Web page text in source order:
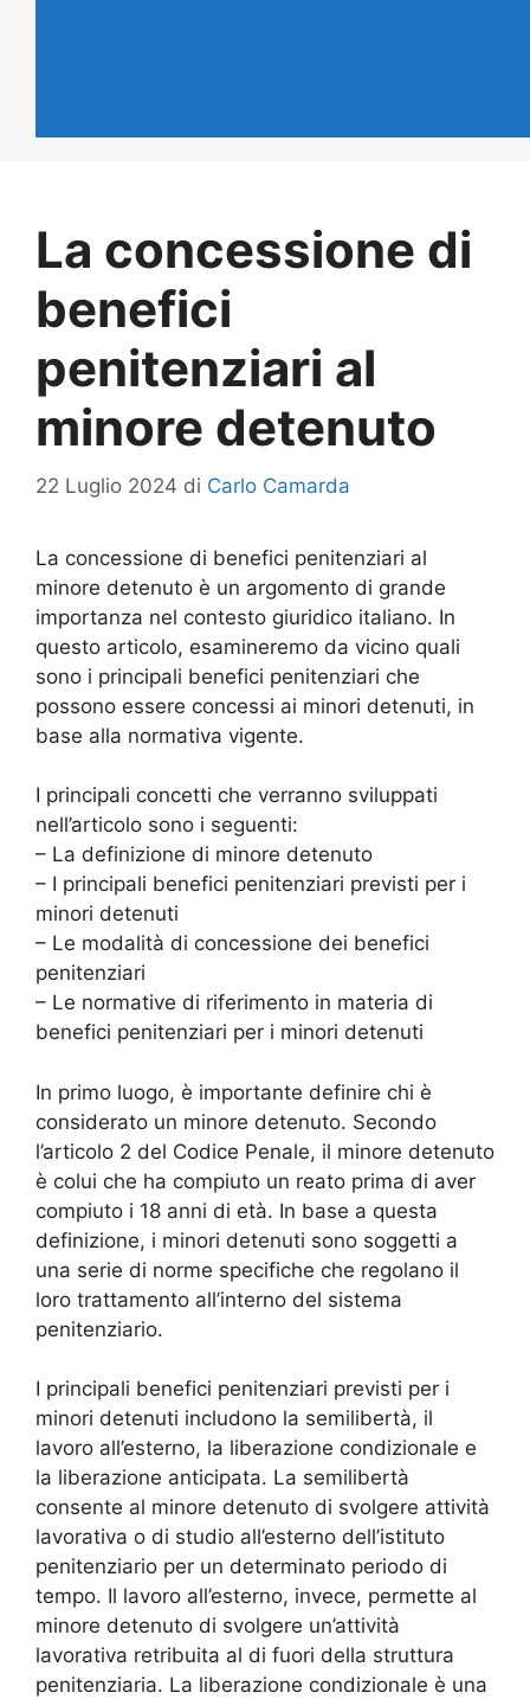
La concessione di
benefici
penitenziari al
minore detenuto
22 Luglio 2024 di Carlo Camarda
La concessione di benefici penitenziari al
minore detenuto è un argomento di grande
importanza nel contesto giuridico italiano. In
questo articolo, esamineremo da vicino quali
sono i principali benefici penitenziari che
possono essere concessi ai minori detenuti, in
base alla normativa vigente.
I principali concetti che verranno sviluppati
nell’articolo sono i seguenti:
– La definizione di minore detenuto
– I principali benefici penitenziari previsti per i
minori detenuti
– Le modalità di concessione dei benefici
penitenziari
– Le normative di riferimento in materia di
benefici penitenziari per i minori detenuti
In primo luogo, è importante definire chi è
considerato un minore detenuto. Secondo
l’articolo 2 del Codice Penale, il minore detenuto
è colui che ha compiuto un reato prima di aver
compiuto i 18 anni di età. In base a questa
definizione, i minori detenuti sono soggetti a
una serie di norme specifiche che regolano il
loro trattamento all’interno del sistema
penitenziario.
I principali benefici penitenziari previsti per i
minori detenuti includono la semilibertà, il
lavoro all’esterno, la liberazione condizionale e
la liberazione anticipata. La semilibertà
consente al minore detenuto di svolgere attività
lavorativa o di studio all’esterno dell’istituto
penitenziario per un determinato periodo di
tempo. Il lavoro all’esterno, invece, permette al
minore detenuto di svolgere un’attività
lavorativa retribuita al di fuori della struttura
penitenziaria. La liberazione condizionale è una